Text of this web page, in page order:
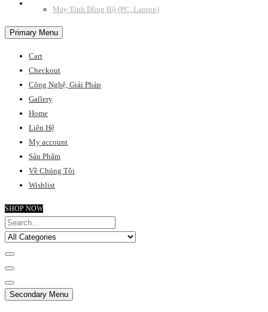
Máy Tính Đồng Bộ (PC, Laptop)
Primary Menu
Cart
Checkout
Công Nghệ, Giải Pháp
Gallery
Home
Liên Hệ
My account
Sản Phẩm
Về Chúng Tôi
Wishlist
SHOP NOW
Secondary Menu